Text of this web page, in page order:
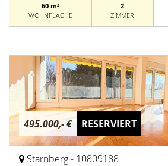
60 m²
WOHNFLÄCHE
2
ZIMMER
495.000,- € RESERVIERT
Starnberg - 10809188